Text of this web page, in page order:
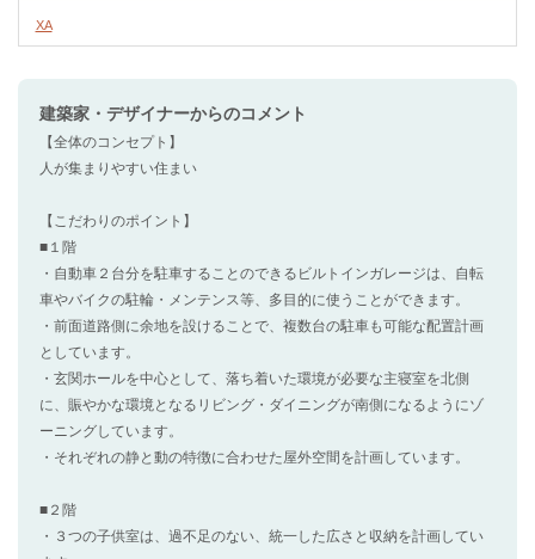
XA
建築家・デザイナーからのコメント
【全体のコンセプト】
人が集まりやすい住まい
【こだわりのポイント】
■１階
・自動車２台分を駐車することのできるビルトインガレージは、自転
車やバイクの駐輪・メンテンス等、多目的に使うことができます。
・前面道路側に余地を設けることで、複数台の駐車も可能な配置計画
としています。
・玄関ホールを中心として、落ち着いた環境が必要な主寝室を北側
に、賑やかな環境となるリビング・ダイニングが南側になるようにゾ
ーニングしています。
・それぞれの静と動の特徴に合わせた屋外空間を計画しています。
■２階
・３つの子供室は、過不足のない、統一した広さと収納を計画してい